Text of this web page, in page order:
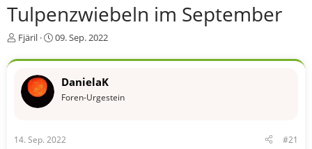
Tulpenzwiebeln im September
E
s
e
r
Fjäril
E
s
a
09. Sep. 2022
DanielaK
Foren-Urgestein
14. Sep. 2022 #21